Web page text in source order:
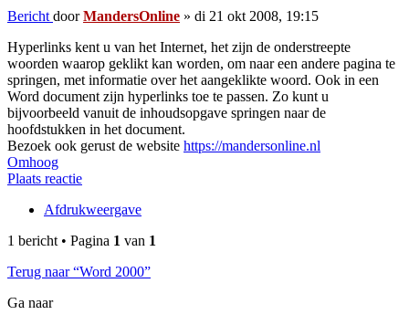
Bericht doorMandersOnline » di 21 okt 2008, 19:15
Hyperlinks kent u van het Internet, het zijn de onderstreepte
woorden waarop geklikt kan worden, om naar een andere pagina te
springen, met informatie over het aangeklikte woord. Ook in een
Word document zijn hyperlinks toe te passen. Zo kunt u
bijvoorbeeld vanuit de inhoudsopgave springen naar de
hoofdstukken in het document.
Bezoek ook gerust de website https://mandersonline.nl
Omhoog
Plaats reactie
Afdrukweergave
1 bericht • Pagina 1 van 1
Terug naar “Word 2000”
Ga naar